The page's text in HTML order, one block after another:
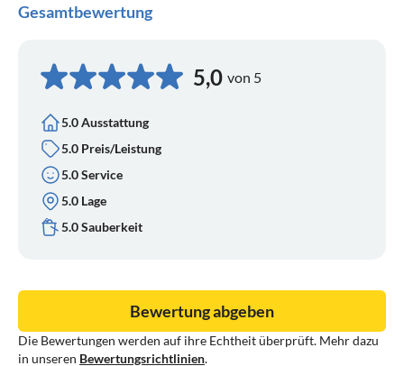
Gesamtbewertung
5,0 von 5
5.0 Ausstattung
5.0 Preis/Leistung
5.0 Service
5.0 Lage
5.0 Sauberkeit
Die Bewertungen werden auf ihre Echtheit überprüft. Mehr dazu
in unseren Bewertungsrichtlinien.
Bewertung abgeben